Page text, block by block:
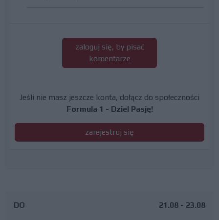
zaloguj się, by pisać
komentarze
Jeśli nie masz jeszcze konta, dołącz do społeczności
Formula 1 - Dziel Pasję!
zarejestruj się
DO 21.08 - 23.08